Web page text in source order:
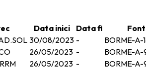
Data inici Data fi
Font
30/08/2023 -
BORME-A-
26/05/2023 -
BORME-
26/05/2023 -
BORME-